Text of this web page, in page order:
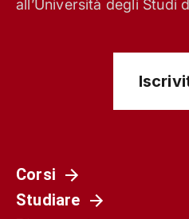
Scienza e Ricerca
Salvare Venezia,
all’Università degli Studi
Corsi
Studiare